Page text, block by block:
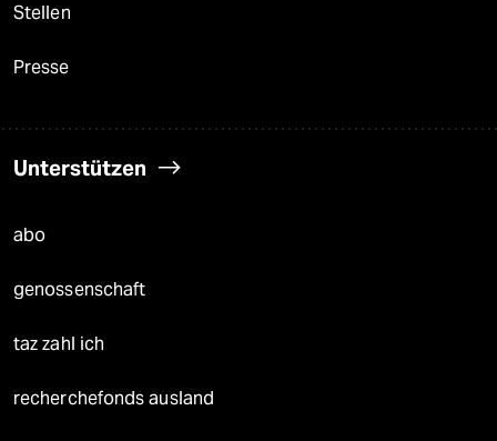
Stellen
Presse
Unterstützen
abo
genossenschaft
taz zahl ich
recherchefonds ausland